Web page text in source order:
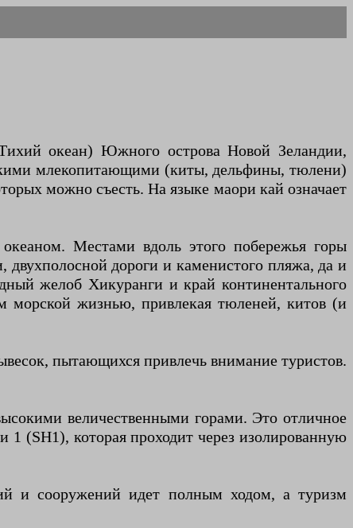
океан) Южного острова Новой Зеландии,
млекопитающими (киты, дельфины, тюлени)
можно съесть. На языке маори кай означает
Местами вдоль этого побережья горы
двухполосной дороги и каменистого пляжа, да и
желоб Хикуранги и край континентального
морской жизнью, привлекая тюленей, китов (и
пытающихся привлечь внимание туристов.
величественными горами. Это отличное
1 (SH1), которая проходит через изолированную
и сооружений идет полным ходом, а туризм